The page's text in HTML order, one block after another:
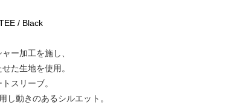
/ Black
ー加工を施し、
た生地を使用。
スリーブ。
し動きのあるシルエット。